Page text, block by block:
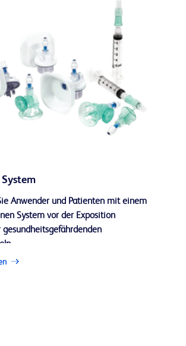
Anwender und Patienten mit einem
System vor der Exposition
gesundheitsgefährdenden